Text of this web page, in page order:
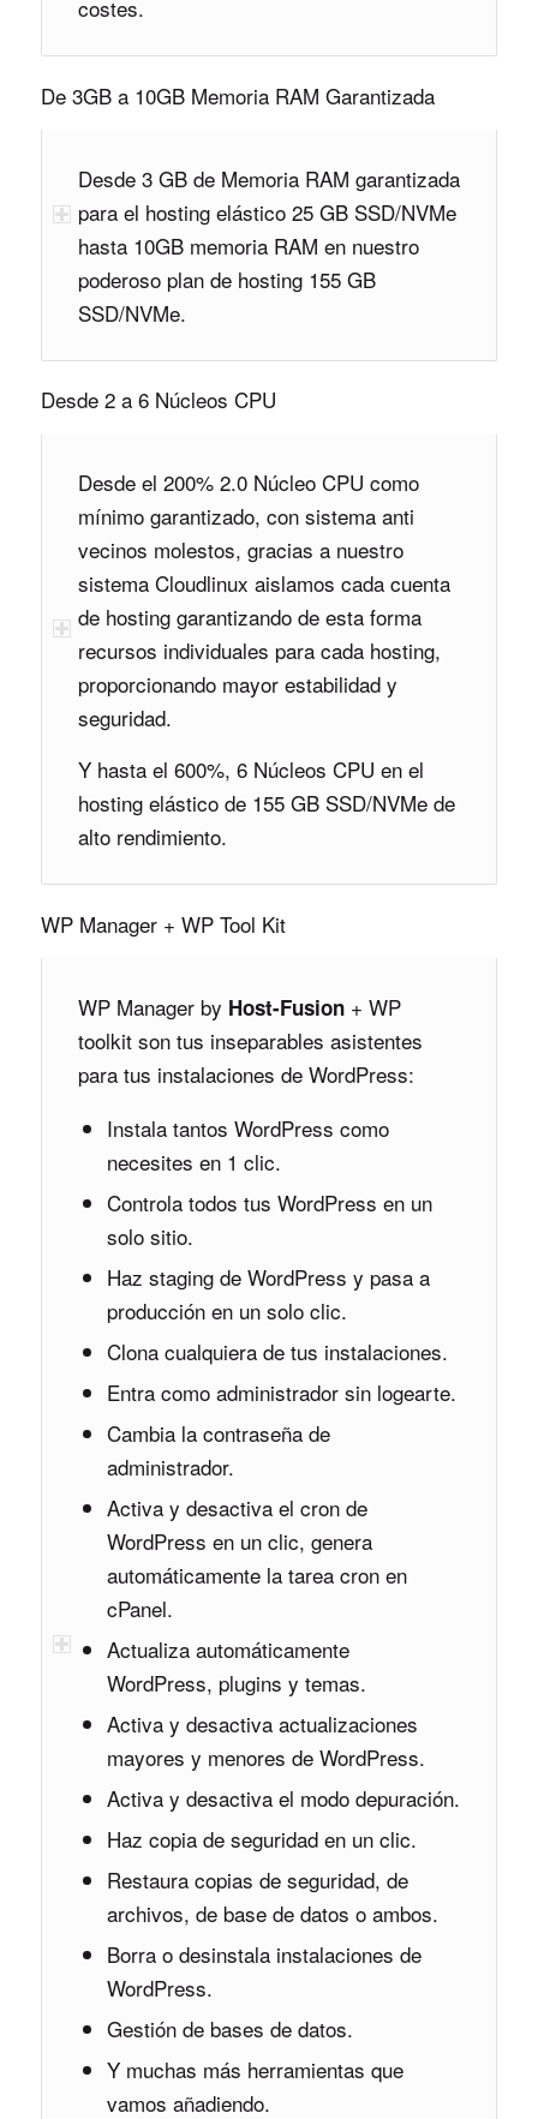
costes.
De 3GB a 10GB Memoria RAM Garantizada
Desde 3 GB de Memoria RAM garantizada
para el hosting elástico 25 GB SSD/NVMe
hasta 10GB memoria RAM en nuestro
poderoso plan de hosting 155 GB
SSD/NVMe.
Desde 2 a 6 Núcleos CPU
Desde el 200% 2.0 Núcleo CPU como
mínimo garantizado, con sistema anti
vecinos molestos, gracias a nuestro
sistema Cloudlinux aislamos cada cuenta
de hosting garantizando de esta forma
recursos individuales para cada hosting,
proporcionando mayor estabilidad y
seguridad.
Y hasta el 600%, 6 Núcleos CPU en el
hosting elástico de 155 GB SSD/NVMe de
alto rendimiento.
WP Manager + WP Tool Kit
WP Manager by Host-Fusion+ WP
toolkit son tus inseparables asistentes
para tus instalaciones de WordPress:
Instala tantos WordPress como
necesites en 1 clic.
Controla todos tus WordPress en un
solo sitio.
Haz staging de WordPress y pasa a
producción en un solo clic.
Clona cualquiera de tus instalaciones.
Entra como administrador sin logearte.
Cambia la contraseña de
administrador.
Activa y desactiva el cron de
WordPress en un clic, genera
automáticamente la tarea cron en
cPanel.
Actualiza automáticamente
WordPress, plugins y temas.
Activa y desactiva actualizaciones
mayores y menores de WordPress.
Activa y desactiva el modo depuración.
Haz copia de seguridad en un clic.
Restaura copias de seguridad, de
archivos, de base de datos o ambos.
Borra o desinstala instalaciones de
WordPress.
Gestión de bases de datos.
Y muchas más herramientas que
vamos añadiendo.